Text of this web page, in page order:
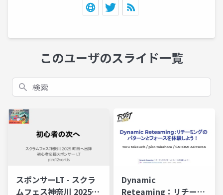
このユーザのスライド一覧
検索
スポンサーLT - スクラ
ムフェス神奈川 2025
Dynamic
Reteaming：リチーミ